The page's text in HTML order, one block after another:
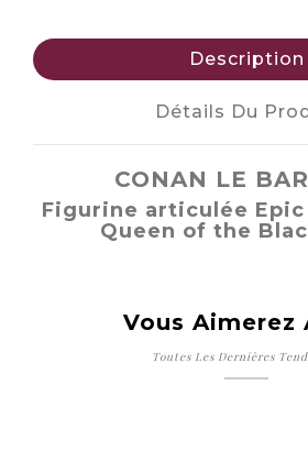
Description
Détails Du
CONAN LE
Figurine articulée Epic
Queen of the
Vous Aimerez
Toutes Les Dernières